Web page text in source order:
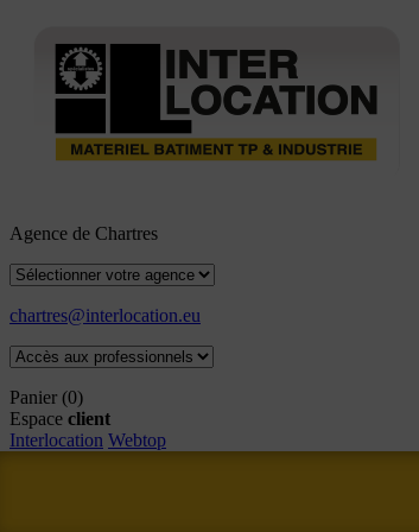
Agence de Chartres
chartres@interlocation.eu
Panier (0)
Espace client
Interlocation Webtop